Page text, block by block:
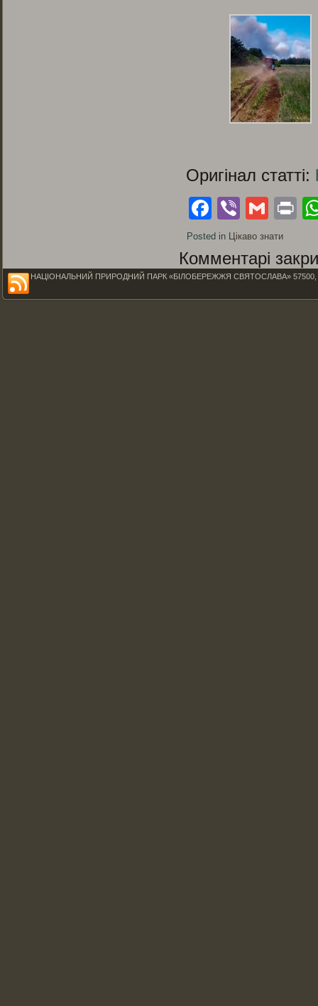
Оригінал статті:
Facebook
Viber
Posted in Цікаво знати
Комментарі
НАЦІОНАЛЬНИЙ ПРИРОДНИЙ ПАРК «БІЛОБЕРЕЖЖЯ СВЯТОСЛАВА» 57500,